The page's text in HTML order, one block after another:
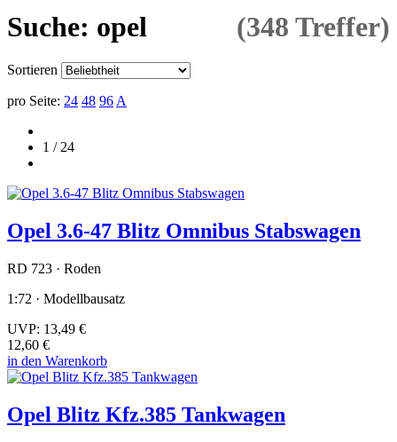
Suche: opel (348 Treffer)
Sortieren
pro Seite: 24 48 96 A
1 / 24
Opel 3.6-47 Blitz Omnibus Stabswagen
RD 723 · Roden
1:72 · Modellbausatz
UVP: 13,49 €
12,60 €
in den Warenkorb
Opel Blitz Kfz.385 Tankwagen